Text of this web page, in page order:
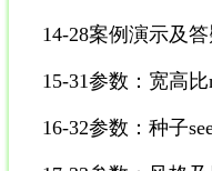
14-28案例演示及
15-31参数：宽高比
16-32参数：种子